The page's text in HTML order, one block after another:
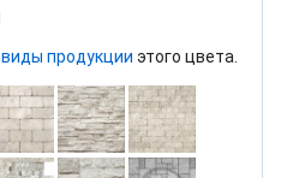
продукции этого цвета.